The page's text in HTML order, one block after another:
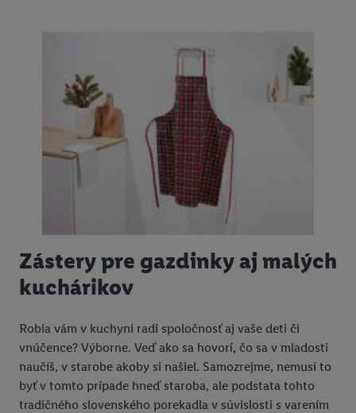
Zástery pre gazdinky aj malých
kuchárikov
Robia vám v kuchyni radi spoločnosť aj vaše deti či
vnúčence? Výborne. Veď ako sa hovorí, čo sa v mladosti
naučíš, v starobe akoby si našiel. Samozrejme, nemusí to
byť v tomto prípade hneď staroba, ale podstata tohto
tradičného slovenského porekadla v súvislosti s varením